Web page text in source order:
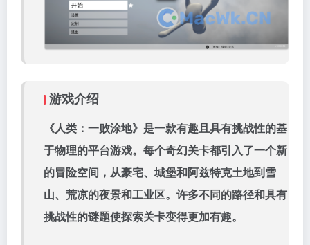
游戏介绍
《人类：一败涂地》是一款有趣且具有挑战性的基
于物理的平台游戏。每个奇幻关卡都引入了一个新
的冒险空间，从豪宅、城堡和阿兹特克土地到雪
山、荒凉的夜景和工业区。许多不同的路径和具有
挑战性的谜题使探索关卡变得更加有趣。